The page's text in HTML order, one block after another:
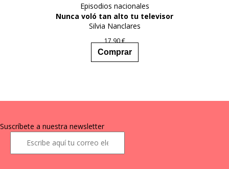
Episodios nacionales
Nunca voló tan alto tu televisor
Silvia Nanclares
17,90€
Comprar
Suscríbete a nuestra newsletter